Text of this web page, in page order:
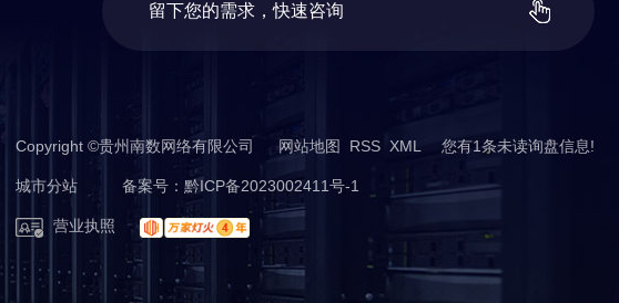
留下您的需求 ，快速咨询
Copyright ©贵州南数网络有限公司网站地图 RSS XML 您有1条未读询盘信息!
城市分站
城市分站
南明区
观山湖区
备案号： 黔ICP备2023002411号-1
营业执照